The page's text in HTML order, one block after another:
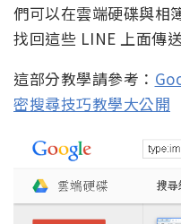
們可以在雲端硬碟與相
找回這些 LINE 上面傳
這部分教學請參考：
密搜尋技巧教學大公開